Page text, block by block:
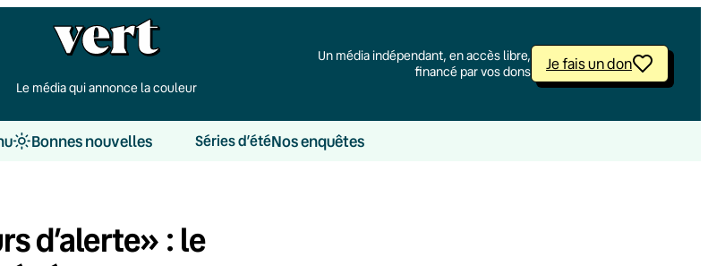
Le média qui annonce la couleur
Un média indépendant, en accès libre,
financé par vos dons
Je fais un don
Bonnes nouvelles Séries d’étéNos enquêtes
d’alerte» : le